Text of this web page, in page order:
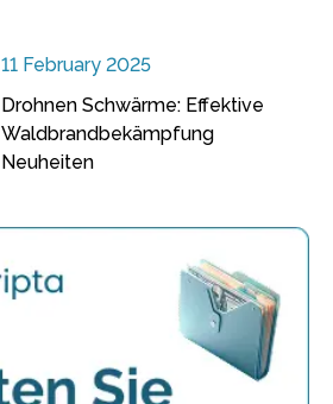
11 February 2025
Drohnen Schwärme: Effektive
Waldbrandbekämpfung
Neuheiten